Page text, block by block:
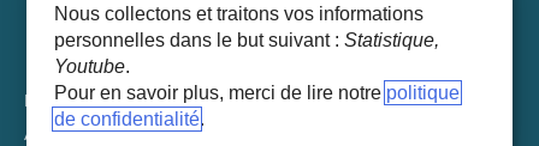
Nous collectons et traitons vos informations
personnelles dans le but suivant : Statistique,
Youtube.
Pour en savoir plus, merci de lire notre politique
de confidentialité
Mentions légales
Accéder aux paramètres des cookies
lecture compatibles avec la santé de chacun, la salle
de lecture de Colmar est désormais
systématiquement fermée dès lors que la
température extérieure atteint 28°.